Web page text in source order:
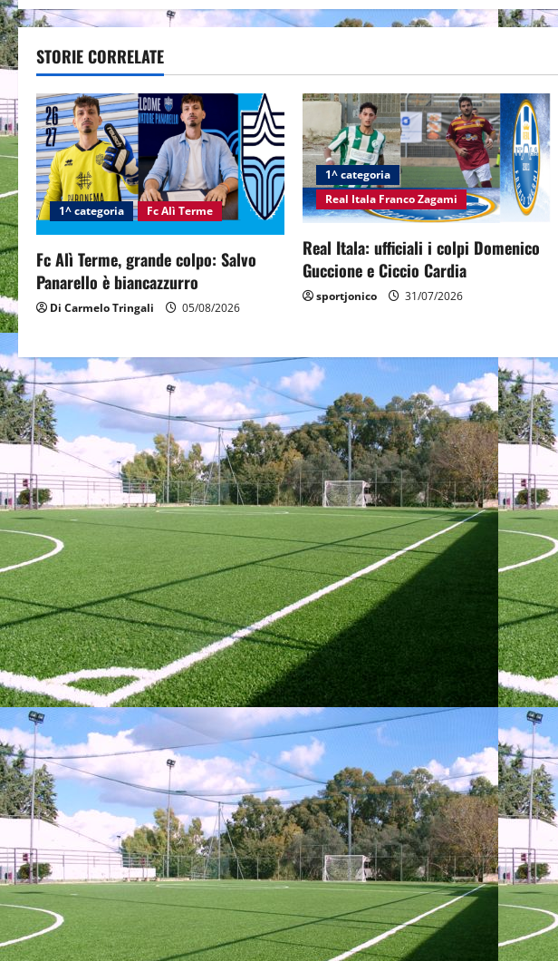
t
n
a
v
i
g
a
t
o
n
STORIE CORRELATE
1^ categoria Fc Alì Terme
Fc Alì Terme, grande colpo: Salvo
Panarello è biancazzurro
Di Carmelo Tringali 05/08/2026
1^ categoria
Real Itala Franco Zagami
Real Itala: ufficiali i colpi Domenico
Guccione e Ciccio Cardia
sportjonico 31/07/2026